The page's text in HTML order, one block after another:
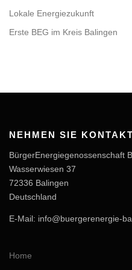
Lokale Energiezukunft
Erste BEG im Kreis Balingen
NEHMEN SIE
BürgerEnergiegenossenschaft
Wasserwiesen 37
72336 Balingen
Deutschland
E-Mail: info@buergerenergie-
Home